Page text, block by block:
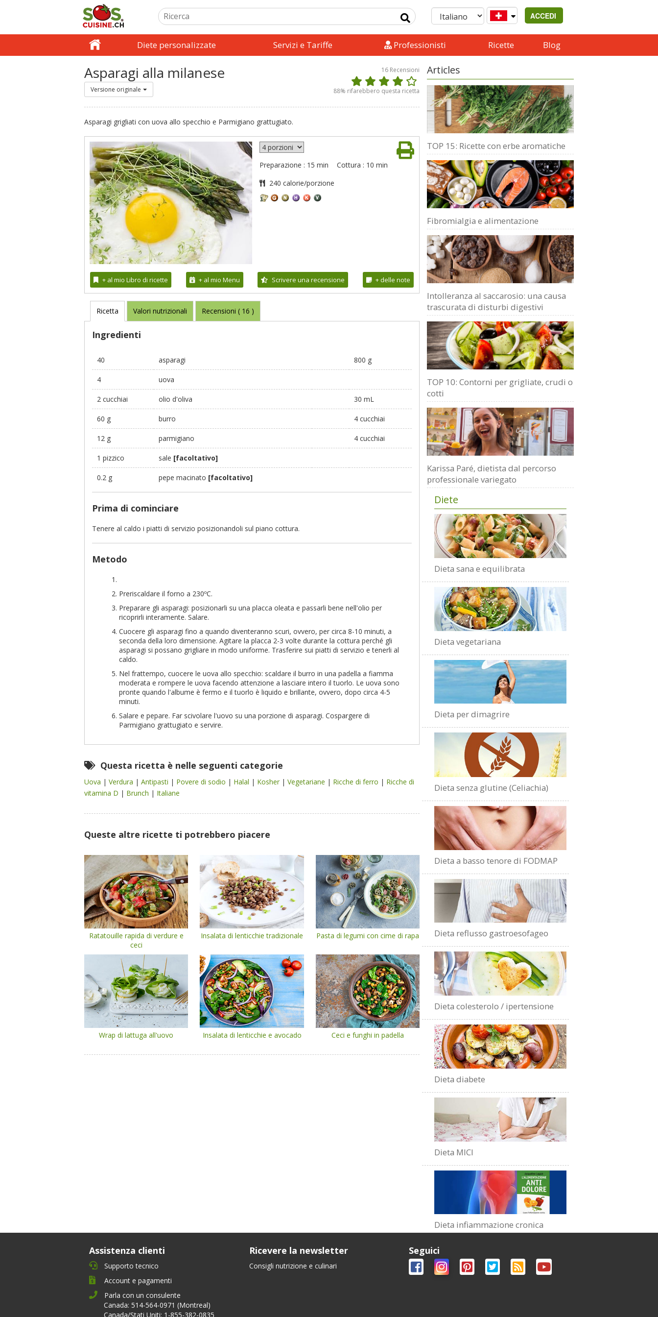
ACCEDI
Diete personalizzate Servizi e Tariffe Professionisti Ricette Blog
Asparagi alla milanese
Versione originale
16 Recensioni
88% rifarebbero questa ricetta
Asparagi grigliati con uova allo specchio e Parmigiano grattugiato.
Preparazione : 15 min
Cottura : 10 min
240 calorie/porzione
+ al mio Libro di ricette + al mio Menu Scrivere una recensione + delle note
Ricetta Valori nutrizionali Recensioni ( 16 )
Ingredienti
40 asparagi 800 g
4 uova
2 cucchiai olio d'oliva 30 mL
60 g burro 4 cucchiai
12 g parmigiano 4 cucchiai
1 pizzico sale [facoltativo]
0.2 g pepe macinato [facoltativo]
Prima di cominciare
Tenere al caldo i piatti di servizio posizionandoli sul piano cottura.
Metodo
Preriscaldare il forno a 230ºC.
Preparare gli asparagi: posizionarli su una placca oleata e passarli bene nell'olio per
ricoprirli interamente. Salare.
Cuocere gli asparagi fino a quando diventeranno scuri, ovvero, per circa 8-10 minuti, a
seconda della loro dimensione. Agitare la placca 2-3 volte durante la cottura perché gli
asparagi si possano grigliare in modo uniforme. Trasferire sui piatti di servizio e tenerli al
caldo.
Nel frattempo, cuocere le uova allo specchio: scaldare il burro in una padella a fiamma
moderata e rompere le uova facendo attenzione a lasciare intero il tuorlo. Le uova sono
pronte quando l'albume è fermo e il tuorlo è liquido e brillante, ovvero, dopo circa 4-5
minuti.
Salare e pepare. Far scivolare l'uovo su una porzione di asparagi. Cospargere di
Parmigiano grattugiato e servire.
Questa ricetta è nelle seguenti categorie
Uova | Verdura | Antipasti | Povere di sodio | Halal | Kosher | Vegetariane | Ricche di ferro | Ricche di
vitamina D | Brunch | Italiane
Queste altre ricette ti potrebbero piacere
Ratatouille rapida di verdure e
ceci
Insalata di lenticchie tradizionale Pasta di legumi con cime di rapa
Wrap di lattuga all'uovo Insalata di lenticchie e avocado Ceci e funghi in padella
Articles
TOP 15: Ricette con erbe aromatiche
Fibromialgia e alimentazione
Intolleranza al saccarosio: una causa
trascurata di disturbi digestivi
TOP 10: Contorni per grigliate, crudi o
cotti
Karissa Paré, dietista dal percorso
professionale variegato
Diete
Dieta sana e equilibrata
Dieta vegetariana
Dieta per dimagrire
Dieta senza glutine (Celiachia)
Dieta a basso tenore di FODMAP
Dieta reflusso gastroesofageo
Dieta colesterolo / ipertensione
Dieta diabete
Dieta MICI
Dieta infiammazione cronica
Assistenza clienti
Supporto tecnico
Account e pagamenti
Parla con un consulente
Canada: 514-564-0971 (Montreal)
Canada/Stati Uniti: 1-855-382-0835
Ricevere la newsletter
Consigli nutrizione e culinari
Seguici